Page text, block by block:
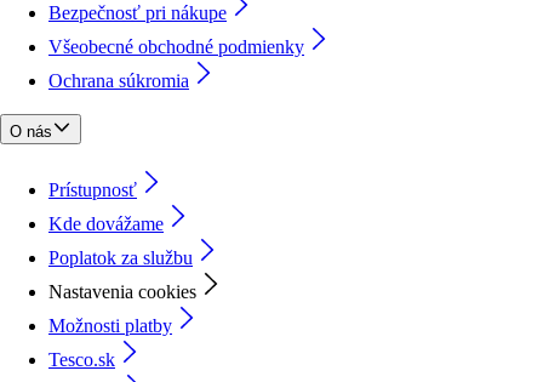
Bezpečnosť pri nákupe
Všeobecné obchodné podmienky
Ochrana súkromia
O nás
Prístupnosť
Kde dovážame
Poplatok za službu
Nastavenia cookies
Možnosti platby
Tesco.sk